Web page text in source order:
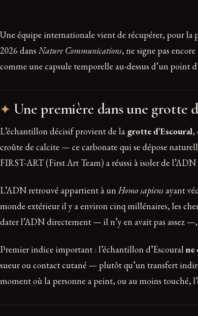
Une équipe internationale vient de récupérer, pour la
2026 dans Nature Communications, ne signe pas
comme une capsule temporelle au-dessus d’un point
Une première dans une grotte
L’échantillon décisif provient de la grotte d’Escoural,
croûte de calcite — ce carbonate qui se dépose
FIRST-ART (First Art Team) a réussi à isoler de
L’ADN retrouvé appartient à unHomo sapiensayant
monde extérieur il y a environ cinq millénaires, les
dater l’ADN directement — il n’y en avait pas assez
Premier indice important : l’échantillon d’Escoural ne
sueur ou contact cutané — plutôt qu’un transfert
moment où la personne a peint, ou au moins touché,